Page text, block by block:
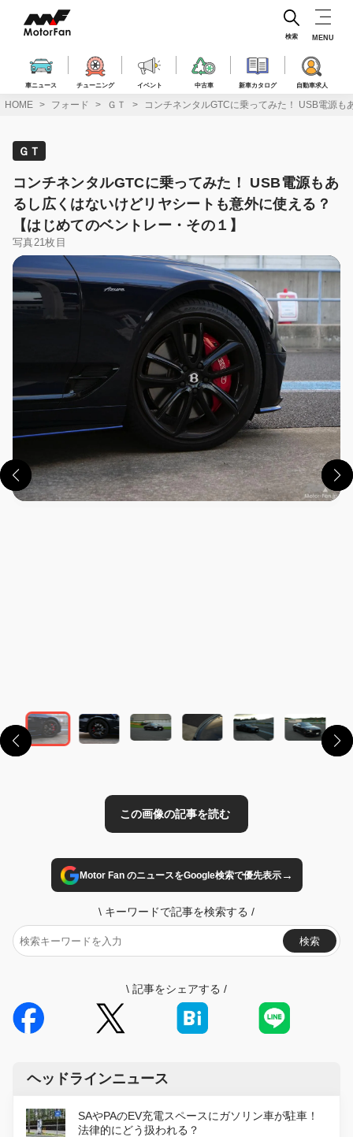
ス
車ニュース チューニング イベント 中古車 新車カタログ 自動車求人
検索 MENU
HOME フォード ＧＴ コンチネンタルGTCに乗ってみた！ USB電源
ＧＴ
コンチネンタルGTCに乗ってみた！ USB電源もあ
るし広くはないけどリヤシートも意外に使える？
【はじめてのベントレー・その１】
写真21枚目
Motor Fan のニュースをGoogle検索で優先表示→
\ キーワードで記事を検索する /
検索
\ 記事をシェアする /
ヘッドラインニュース
SAやPAのEV充電スペースにガソリン車が駐車！
法律的にどう扱われる？